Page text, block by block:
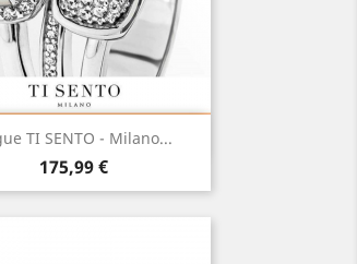
TI SENTO - Milano...
Prix
175,99 €
Aperçu rapide